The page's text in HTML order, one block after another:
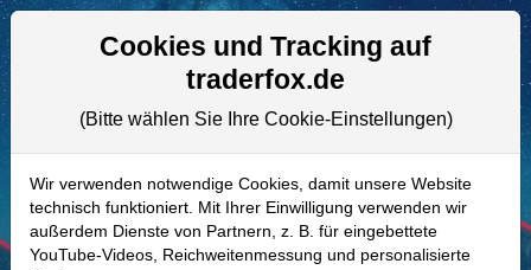
Aktien- und Artikelsuche
874171 | SCHW–Charles Schwab
Aktie
Realtime-Aktienkurs:
Cookies und Tracking auf
traderfox.de
(Bitte wählen Sie Ihre Cookie-Einstellungen)
Wir verwenden notwendige Cookies, damit unsere Website
technisch funktioniert. Mit Ihrer Einwilligung verwenden wir
außerdem Dienste von Partnern, z. B. für eingebettete
YouTube-Videos, Reichweitenmessung und personalisierte